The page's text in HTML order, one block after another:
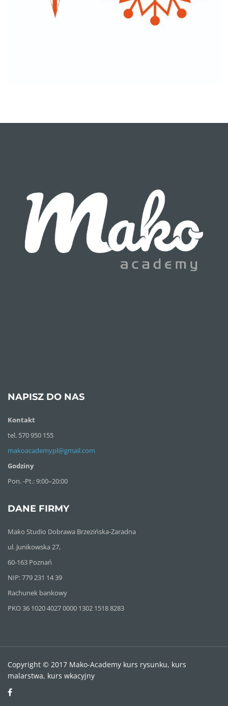
NAPISZ DO NAS
Kontakt
tel. 570 950 155
makoacademypl@gmail.com
Godziny
Pon. -Pt.: 9:00–20:00
DANE FIRMY
Mako Studio Dobrawa Brzezińska-Zaradna
ul. Junikowska 27,
60-163 Poznań
NIP: 779 231 14 39
Rachunek bankowy
PKO 36 1020 4027 0000 1302 1518 8283
Copyright © 2017 Mako-Academy kurs rysunku, kurs
malarstwa, kurs wkacyjny